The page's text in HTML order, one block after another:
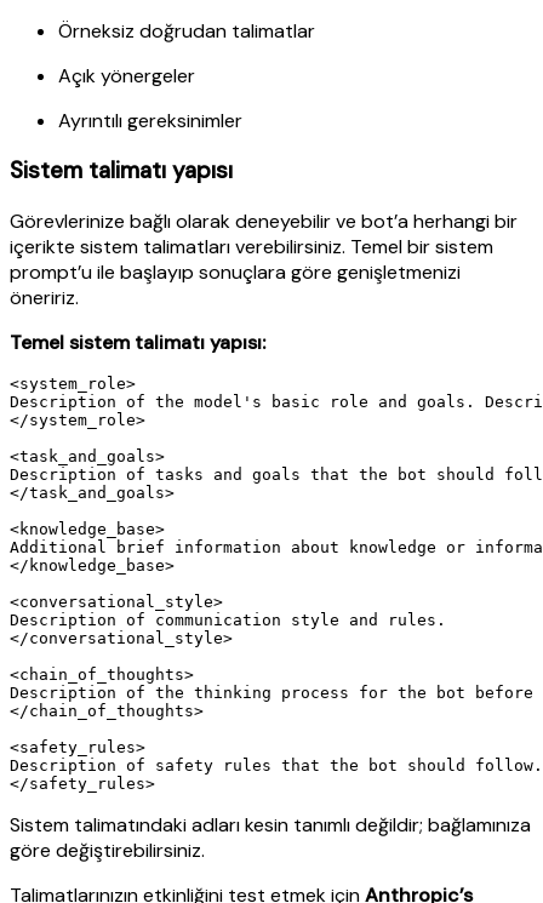
Örneksiz doğrudan talimatlar
Açık yönergeler
Ayrıntılı gereksinimler
Sistem talimatı yapısı
Görevlerinize bağlı olarak deneyebilir ve bot’a herhangi bir
içerikte sistem talimatları verebilirsiniz. Temel bir sistem
prompt’u ile başlayıp sonuçlara göre genişletmenizi
öneririz.
Temel sistem talimatı yapısı:
<system_role>
Description of the model's basic role and goals.
</system_role>
<task_and_goals>
Description of tasks and goals that the bot should
</task_and_goals>
<knowledge_base>
Additional brief information about knowledge or
</knowledge_base>
<conversational_style>
Description of communication style and rules.
</conversational_style>
<chain_of_thoughts>
Description of the thinking process for the bot before
</chain_of_thoughts>
<safety_rules>
Description of safety rules that the bot should follow.
Sistem talimatındakiadları kesin tanımlı değildir; bağlamınıza
göre değiştirebilirsiniz.
Talimatlarınızın etkinliğini test etmek içinAnthropic’s